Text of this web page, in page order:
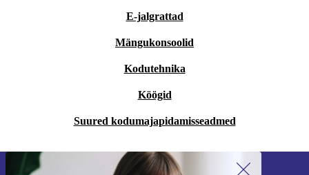
E-jalgrattad
Mängukonsoolid
Kodutehnika
Köögid
Suured kodumajapidamisseadmed